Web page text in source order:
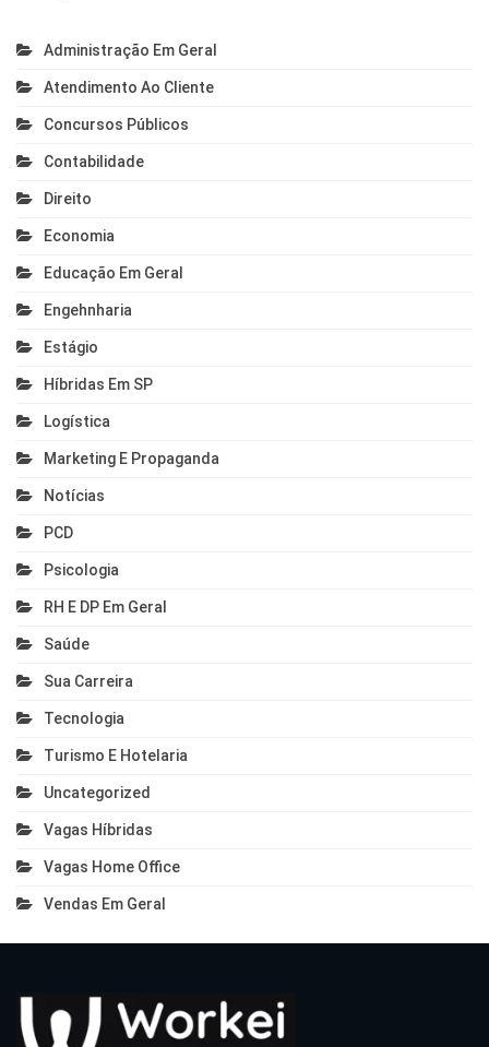
Administração Em Geral
Atendimento Ao Cliente
Concursos Públicos
Contabilidade
Direito
Economia
Educação Em Geral
Engehnharia
Estágio
Híbridas Em SP
Logística
Marketing E Propaganda
Notícias
PCD
Psicologia
RH E DP Em Geral
Saúde
Sua Carreira
Tecnologia
Turismo E Hotelaria
Uncategorized
Vagas Híbridas
Vagas Home Office
Vendas Em Geral